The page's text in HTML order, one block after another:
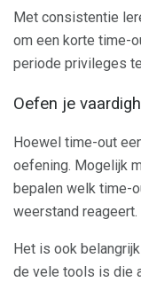
Met consistentie
om een ​​korte time-
periode privileges
Oefen je
Hoewel time-out
oefening. Mogelijk
bepalen welk time-
weerstand reageert.
Het is ook
de vele tools is die